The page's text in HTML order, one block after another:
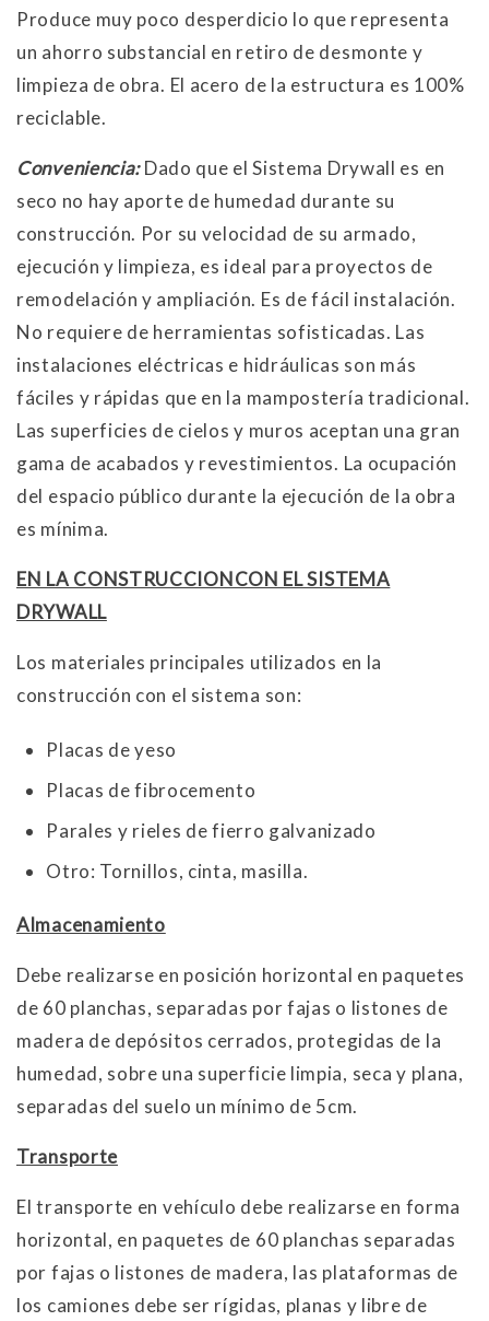
Produce muy poco desperdicio lo que representa
un ahorro substancial en retiro de desmonte y
limpieza de obra. El acero de la estructura es 100%
reciclable.
Conveniencia:Dado que el Sistema Drywall es en
seco no hay aporte de humedad durante su
construcción. Por su velocidad de su armado,
ejecución y limpieza, es ideal para proyectos de
remodelación y ampliación. Es de fácil instalación.
No requiere de herramientas sofisticadas. Las
instalaciones eléctricas e hidráulicas son más
fáciles y rápidas que en la mampostería tradicional.
Las superficies de cielos y muros aceptan una gran
gama de acabados y revestimientos. La ocupación
del espacio público durante la ejecución de la obra
es mínima.
EN LA CONSTRUCCIONCON EL SISTEMA
DRYWALL
Los materiales principales utilizados en la
construcción con el sistema son:
Placas de yeso
Placas de fibrocemento
Parales y rieles de fierro galvanizado
Otro: Tornillos, cinta, masilla.
Almacenamiento
Debe realizarse en posición horizontal en paquetes
de 60 planchas, separadas por fajas o listones de
madera de depósitos cerrados, protegidas de la
humedad, sobre una superficie limpia, seca y plana,
separadas del suelo un mínimo de 5cm.
Transporte
El transporte en vehículo debe realizarse en forma
horizontal, en paquetes de 60 planchas separadas
por fajas o listones de madera, las plataformas de
los camiones debe ser rígidas, planas y libre de